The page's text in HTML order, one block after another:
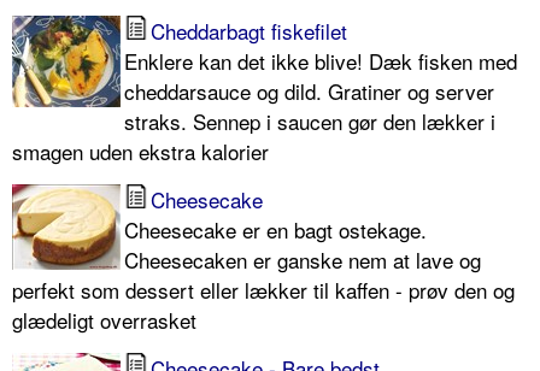
Cheddarbagt fiskefilet
Enklere kan det ikke blive! Dæk fisken med
cheddarsauce og dild. Gratiner og server
straks. Sennep i saucen gør den lækker i
smagen uden ekstra kalorier
Cheesecake
Cheesecake er en bagt ostekage.
Cheesecaken er ganske nem at lave og
perfekt som dessert eller lækker til kaffen - prøv den og
glædeligt overrasket